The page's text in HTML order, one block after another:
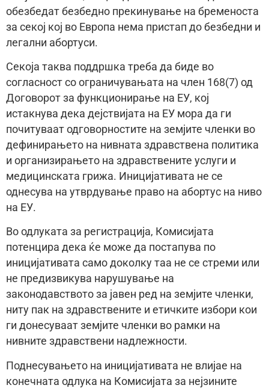
обезбедат безбедно прекинување на бременоста
за секој кој во Европа нема пристап до безбедни и
легални абортуси.
Секоја таква поддршка треба да биде во
согласност со ограничувањата на член 168(7) од
Договорот за функционирање на ЕУ, кој
истакнува дека дејствијата на ЕУ мора да ги
почитуваат одговорностите на земјите членки во
дефинирањето на нивната здравствена политика
и организирањето на здравствените услуги и
медицинската грижа. Иницијативата не се
однесува на утврдување право на абортус на ниво
на ЕУ.
Во одлуката за регистрација, Комисијата
потенцира дека ќе може да постапува по
иницијативата само доколку таа не се стреми или
не предизвикува нарушување на
законодавството за јавен ред на земјите членки,
ниту пак на здравствените и етичките избори кои
ги донесуваат земјите членки во рамки на
нивните здравствени надлежности.
Поднесувањето на иницијативата не влијае на
конечната одлука на Комисијата за нејзините